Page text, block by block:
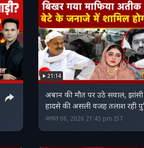
21:14
अबान की मौत पर उठे सवाल, झांसी
हादसे की असली वजह तलाश रही
अगस्त 06, 2026 21:45 pm IST